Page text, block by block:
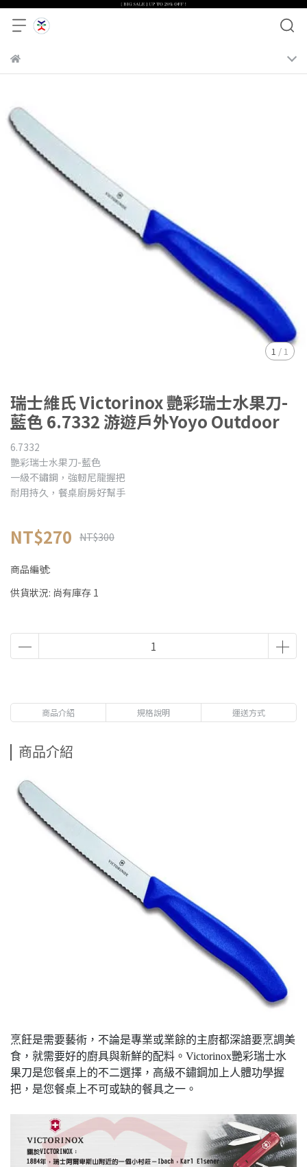
1 /1
瑞士維氏 Victorinox 艷彩瑞士水果刀-
藍色 6.7332 游遊戶外Yoyo Outdoor
6.7332
艷彩瑞士水果刀-藍色
一級不鏽鋼，強軔尼龍握把
耐用持久，餐桌廚房好幫手
NT$270 NT$300
商品編號:
供貨狀況: 尚有庫存 1
商品介紹 規格說明 運送方式
商品介紹
烹飪是需要藝術，不論是專業或業餘的主廚都深諳要烹調美
食，就需要好的廚具與新鮮的配料。Victorinox艷彩瑞士水
果刀是您餐桌上的不二選擇，高級不鏽鋼加上人體功學握
把，是您餐桌上不可或缺的餐具之一。